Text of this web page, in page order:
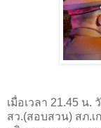
เมื่อเวลา 21.45 น
สว.(สอบสวน) สภ.